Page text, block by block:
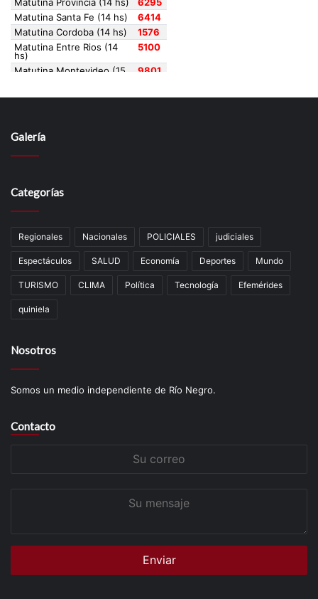
Galería
Categorías
Regionales Nacionales POLICIALES judiciales
Espectáculos SALUD Economía Deportes Mundo
TURISMO CLIMA Política Tecnología Efemérides
quiniela
Nosotros
Somos un medio independiente de Río Negro.
Contacto